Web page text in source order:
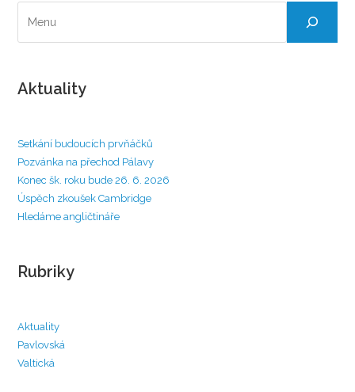
Aktuality
Setkání budoucích prvňáčků
Pozvánka na přechod Pálavy
Konec šk. roku bude 26. 6. 2026
Úspěch zkoušek Cambridge
Hledáme angličtináře
Rubriky
Aktuality
Pavlovská
Valtická